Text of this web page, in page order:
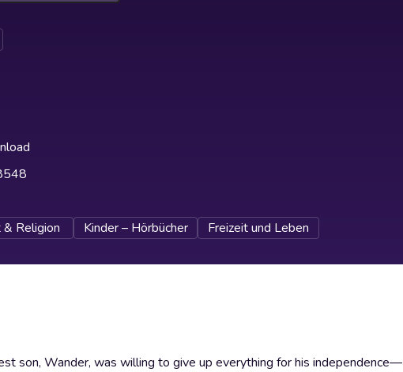
Religion Kinder – Hörbücher Freizeit und Leben
son, Wander, was willing to give up everything for his independence—